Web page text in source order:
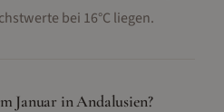
bei 16°C liegen.
Januar in Andalusien?